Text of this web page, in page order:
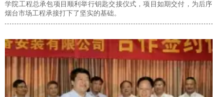
学院工程总承包项目顺利举行钥匙交接仪式，项目如期交付，为后序
烟台市场工程承接打下了坚实的基础。